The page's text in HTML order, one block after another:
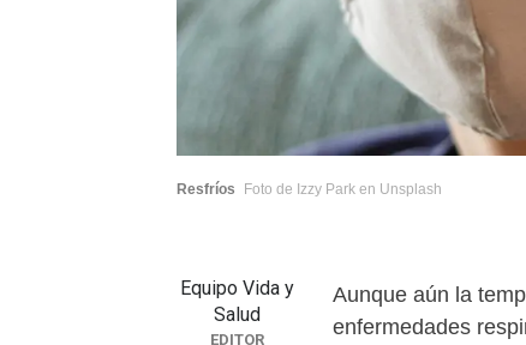
Resfríos Foto de Izzy Park en Unsplash
Aunque aún la
enfermedades
Equipo Vida y
Salud
EDITOR